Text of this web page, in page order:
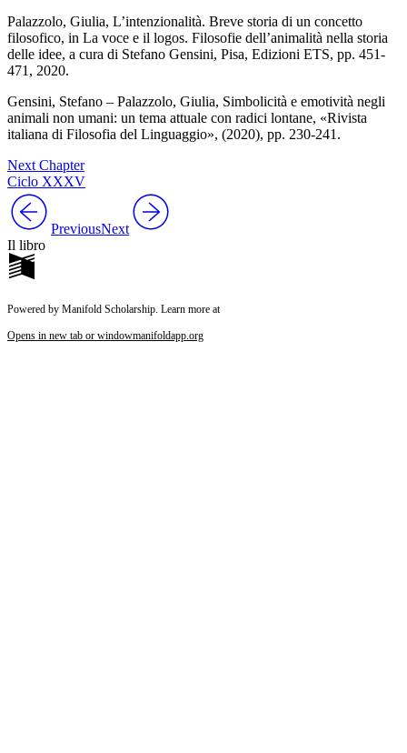
Palazzolo, Giulia, L’intenzionalità. Breve storia di un concetto
filosofico, in La voce e il logos. Filosofie dell’animalità nella storia
delle idee, a cura di Stefano Gensini, Pisa, Edizioni ETS, pp. 451-
471, 2020.
Gensini, Stefano – Palazzolo, Giulia, Simbolicità e emotività negli
animali non umani: un tema attuale con radici lontane, «Rivista
italiana di Filosofia del Linguaggio», (2020), pp. 230-241.
Next Chapter
Ciclo XXXV
PreviousNext
Il libro
Powered by Manifold Scholarship. Learn more at
Opens in new tab or windowmanifoldapp.org